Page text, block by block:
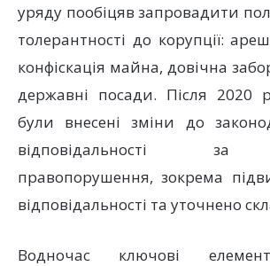
уряду пообіцяв запровадити
толерантності до корупції:
конфіскація майна, довічна
державні посади. Після 2020
були внесені зміни до
відповідальності за
правопорушення, зокрема
відповідальності та уточнено
Водночас ключові